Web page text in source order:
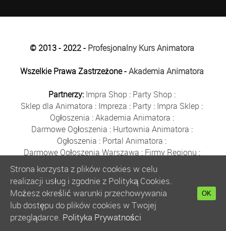
© 2013 - 2022 - Profesjonalny Kurs Animatora
Wszelkie Prawa Zastrzeżone -Akademia Animatora
Partnerzy: Impra Shop : Party Shop :
Sklep dla Animatora : Impreza : Party : Impra Sklep :
Ogłoszenia :Akademia Animatora :
Darmowe Ogłoszenia : Hurtownia Animatora :
Ogłoszenia : Portal Animatora :
Darmowe Ogłoszenia Warszawa : Firmy Regionu :
Płyn do Baniek:Solidne Firmy Ogłoszenia
Kurs Animatora:Solidna Firma:Bezpłatne Ogłoszenia
Animator Czasu Wolnego:
Bezpłatne Ogłoszenia Warszawa:sklep animatora:
Bańki Mydlane:Bezpłatne Ogłoszenia
Szkolenie Animatorów:Kurs Animatora
Strona korzysta z plików cookies w celu
realizacji usług i zgodnie z Polityką Cookies.
Możesz określić warunki przechowywania
lub dostępu do plików cookies w Twojej
przeglądarce. Polityka Prywatności
OK